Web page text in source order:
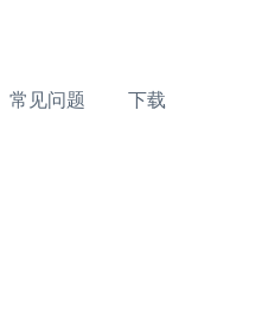
常见问题 下载